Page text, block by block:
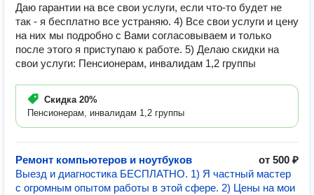
Даю гарантии на все свои услуги, если что-то будет не
так - я бесплатно все устраняю. 4) Все свои услуги и цену
на них мы подробно с Вами согласовываем и только
после этого я приступаю к работе. 5) Делаю скидки на
свои услуги: Пенсионерам, инвалидам 1,2 группы
Скидка 20%
Пенсионерам, инвалидам 1,2 группы
Ремонт компьютеров и ноутбуков
от 500 ₽
Выезд и диагностика БЕСПЛАТНО. 1) Я частный мастер
с огромным опытом работы в этой сфере. 2) Цены на мои